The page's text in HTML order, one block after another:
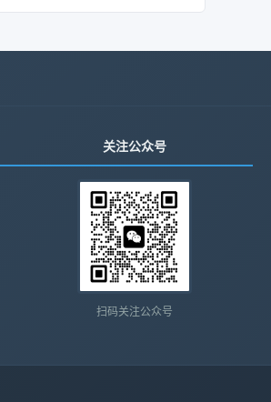
关注公众号
扫码关注公众号